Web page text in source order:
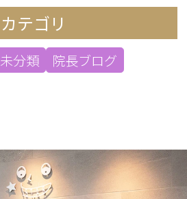
カテゴリ
未分類 院長ブログ